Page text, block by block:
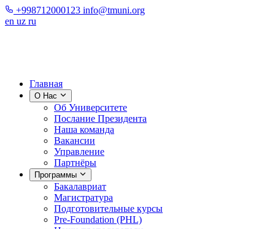
+998712000123 info@tmuni.org
en uz ru
Главная
О Нас
Об Университете
Послание Президента
Наша команда
Вакансии
Управление
Партнёры
Программы
Бакалавриат
Магистратура
Подготовительные курсы
Pre-Foundation (PHL)